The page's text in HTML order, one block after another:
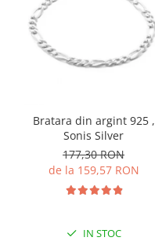
Bratara din argint 925 ,
Sonis Silver
177,30 RON
de la 159,57 RON
IN STOC